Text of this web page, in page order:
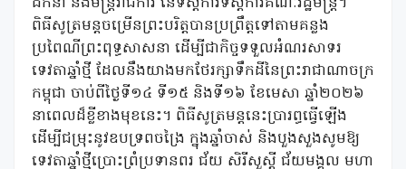
ពិធីសូត្រមន្តចម្រើនព្រះបរិត្តបានប្រព្រឹត្តទៅតាមគន្លង
ប្រពៃណីព្រះពុទ្ធសាសនា ដើម្បីជាកិច្ចទទួលអំណរសាទរ
ទេវតាឆ្នាំថ្មី ដែលនឹងយាងមកថែរក្សាទឹកដីនៃព្រះរាជាណាចក្រ
កម្ពុជា ចាប់ពីថ្ងៃទី១៤ ទី១៥ និងទី១៦ ខែមេសា ឆ្នាំ២០២៦
នាពេលដ៏ខ្លីខាងមុខនេះ។ ពិធីសូត្រមន្តនេះប្រារព្ធធ្វើឡើង
ដើម្បីជម្រុះនូវឧបទ្រពចង្រៃ ក្នុងឆ្នាំចាស់ និងបួងសួងសូមឱ្យ
ទេវតាឆ្នាំថ្មីប្រោះព្រំប្រទានពរ ជ័យ សិរីសួស្តី ជ័យមង្គល មហា